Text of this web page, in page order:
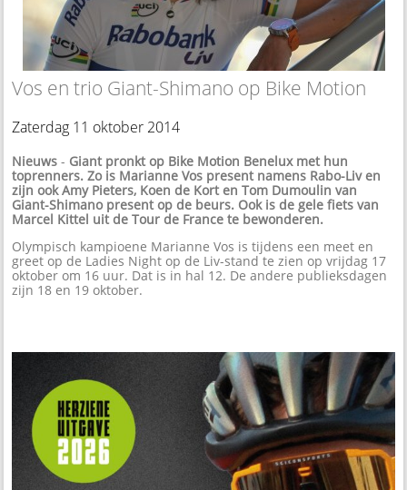
Vos en trio Giant-Shimano op Bike Motion
Zaterdag 11 oktober 2014
Nieuws - Giant pronkt op Bike Motion Benelux met hun
toprenners. Zo is Marianne Vos present namens Rabo-Liv en
zijn ook Amy Pieters, Koen de Kort en Tom Dumoulin van
Giant-Shimano present op de beurs. Ook is de gele fiets van
Marcel Kittel uit de Tour de France te bewonderen.
Olympisch kampioene Marianne Vos is tijdens een meet en
greet op de Ladies Night op de Liv-stand te zien op vrijdag 17
oktober om 16 uur. Dat is in hal 12. De andere publieksdagen
zijn 18 en 19 oktober.